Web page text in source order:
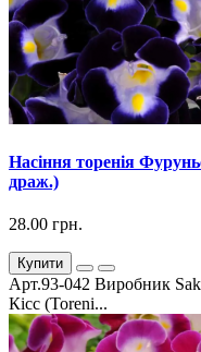
Насіння торенія
драж.)
28.00 грн.
Купити
Арт.93-042 Виробник
Кісс (Toreni...